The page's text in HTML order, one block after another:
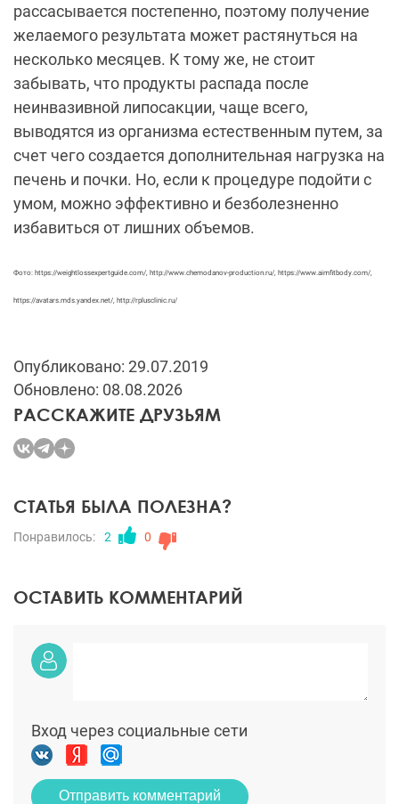
рассасывается постепенно, поэтому получение
желаемого результата может растянуться на
несколько месяцев. К тому же, не стоит
забывать, что продукты распада после
неинвазивной липосакции, чаще всего,
выводятся из организма естественным путем, за
счет чего создается дополнительная нагрузка на
печень и почки. Но, если к процедуре подойти с
умом, можно эффективно и безболезненно
избавиться от лишних объемов.
Фото: https://weightlossexpertguide.com/, http://www.chemodanov-production.ru/, https://www.aimfitbody.com/,
https://avatars.mds.yandex.net/, http://rplusclinic.ru/
Опубликовано: 29.07.2019
Обновлено: 08.08.2026
РАССКАЖИТЕ ДРУЗЬЯМ
СТАТЬЯ БЫЛА ПОЛЕЗНА?
Понравилось: 2 0
ОСТАВИТЬ КОММЕНТАРИЙ
Вход через социальные сети
Отправить комментарий